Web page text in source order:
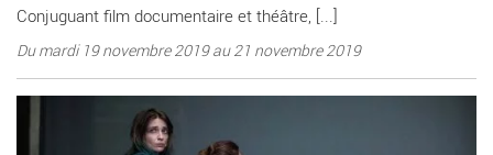
Conjuguant film documentaire et théâtre, [...]
Du mardi 19 novembre 2019 au 21 novembre 2019
En savoir plus